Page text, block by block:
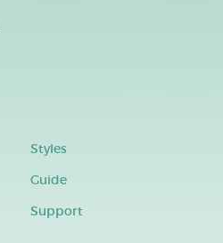
Styles
Guide
Support